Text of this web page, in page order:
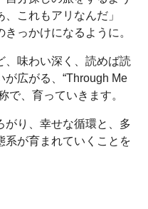
これもアリなんだ」
きっかけになるように。
、味わい深く、読めば読
が広がる、“Through Me
で、育っていきます。
がり、幸せな循環と、多
系が育まれていくことを